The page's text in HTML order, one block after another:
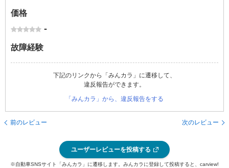
価格
-
故障経験
下記のリンクから「みんカラ」に遷移して、
違反報告ができます。
「みんカラ」から、違反報告をする
前のレビュー 次のレビュー
ユーザーレビューを投稿する
※自動車SNSサイト「みんカラ」に遷移します。みんカラに登録して投稿すると、carview!